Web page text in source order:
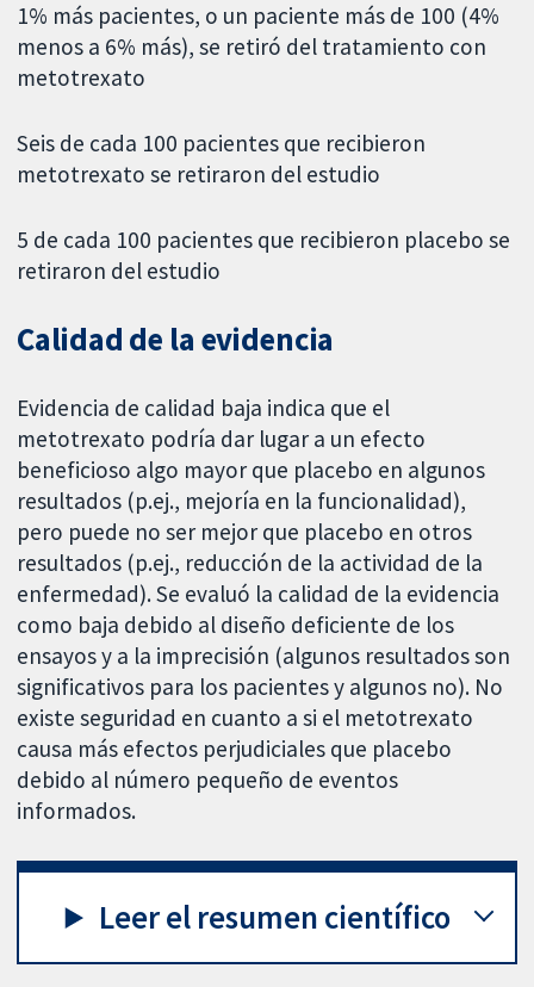
1% más pacientes, o un paciente más de 100 (4%
menos a 6% más), se retiró del tratamiento con
metotrexato
Seis de cada 100 pacientes que recibieron
metotrexato se retiraron del estudio
5 de cada 100 pacientes que recibieron placebo se
retiraron del estudio
Calidad de la evidencia
Evidencia de calidad baja indica que el
metotrexato podría dar lugar a un efecto
beneficioso algo mayor que placebo en algunos
resultados (p.ej., mejoría en la funcionalidad),
pero puede no ser mejor que placebo en otros
resultados (p.ej., reducción de la actividad de la
enfermedad). Se evaluó la calidad de la evidencia
como baja debido al diseño deficiente de los
ensayos y a la imprecisión (algunos resultados son
significativos para los pacientes y algunos no). No
existe seguridad en cuanto a si el metotrexato
causa más efectos perjudiciales que placebo
debido al número pequeño de eventos
informados.
Leer el resumen científico